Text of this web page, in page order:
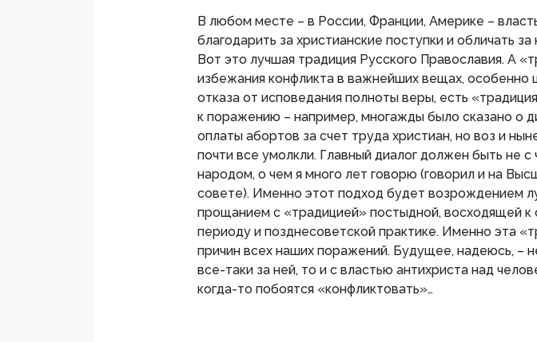
В любом месте – в России, Франции, Америке –
благодарить за христианские поступки и обличать за
Вот это лучшая традиция Русского Православия. А
избежания конфликта в важнейших вещах, особенно
отказа от исповедания полноты веры, есть
к поражению – например, многажды было сказано о
оплаты абортов за счет труда христиан, но воз и
почти все умолкли. Главный диалог должен быть не с
народом, о чем я много лет говорю (говорил и на
совете). Именно этот подход будет возрождением
прощанием с «традицией» постыдной, восходящей к
периоду и позднесоветской практике. Именно эта
причин всех наших поражений. Будущее, надеюсь, –
все-таки за ней, то и с властью антихриста над
когда-то побоятся «конфликтовать»…